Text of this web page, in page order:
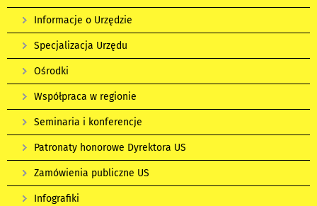
Informacje o Urzędzie
Specjalizacja Urzędu
Ośrodki
Współpraca w regionie
Seminaria i konferencje
Patronaty honorowe Dyrektora US
Zamówienia publiczne US
Infografiki